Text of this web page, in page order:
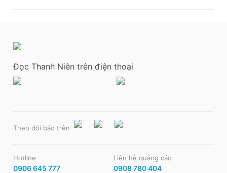
Đọc Thanh Niên trên điện thoại
Theo dõi báo trên
Hotline
0906 645 777
Liên hệ quảng cáo
0908 780 404